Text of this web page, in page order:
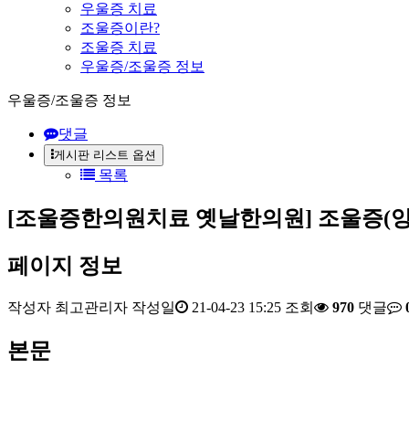
우울증 치료
조울증이란?
조울증 치료
우울증/조울증 정보
우울증/조울증 정보
댓글
게시판 리스트 옵션
목록
[조울증한의원치료 옛날한의원] 조울증(
페이지 정보
작성자 최고관리자 작성일 21-04-23 15:25 조회 970 댓글
본문